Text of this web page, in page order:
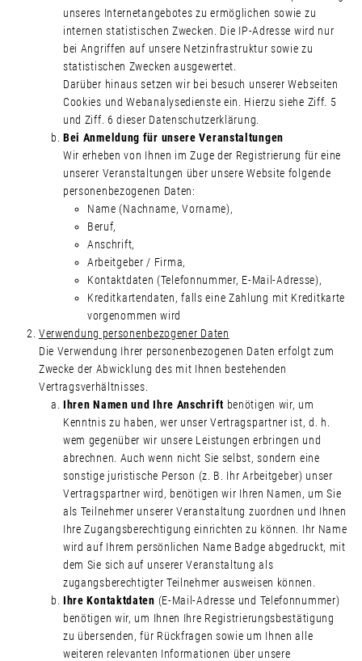
unseres Internetangebotes zu ermöglichen sowie zu
internen statistischen Zwecken. Die IP-Adresse wird nur
bei Angriffen auf unsere Netzinfrastruktur sowie zu
statistischen Zwecken ausgewertet.
Darüber hinaus setzen wir bei besuch unserer Webseiten
Cookies und Webanalysedienste ein. Hierzu siehe Ziff. 5
und Ziff. 6 dieser Datenschutzerklärung.
Bei Anmeldung für unsere Veranstaltungen
Wir erheben von Ihnen im Zuge der Registrierung für eine
unserer Veranstaltungen über unsere Website folgende
personenbezogenen Daten:
Name (Nachname, Vorname),
Beruf,
Anschrift,
Arbeitgeber / Firma,
Kontaktdaten (Telefonnummer, E-Mail-Adresse),
Kreditkartendaten, falls eine Zahlung mit Kreditkarte
vorgenommen wird
Verwendung personenbezogener Daten
Die Verwendung Ihrer personenbezogenen Daten erfolgt zum
Zwecke der Abwicklung des mit Ihnen bestehenden
Vertragsverhältnisses.
Ihren Namen und Ihre Anschrift benötigen wir, um
Kenntnis zu haben, wer unser Vertragspartner ist, d. h.
wem gegenüber wir unsere Leistungen erbringen und
abrechnen. Auch wenn nicht Sie selbst, sondern eine
sonstige juristische Person (z. B. Ihr Arbeitgeber) unser
Vertragspartner wird, benötigen wir Ihren Namen, um Sie
als Teilnehmer unserer Veranstaltung zuordnen und Ihnen
Ihre Zugangsberechtigung einrichten zu können. Ihr Name
wird auf Ihrem persönlichen Name Badge abgedruckt, mit
dem Sie sich auf unserer Veranstaltung als
zugangsberechtigter Teilnehmer ausweisen können.
Ihre Kontaktdaten (E-Mail-Adresse und Telefonnummer)
benötigen wir, um Ihnen Ihre Registrierungsbestätigung
zu übersenden, für Rückfragen sowie um Ihnen alle
weiteren relevanten Informationen über unsere